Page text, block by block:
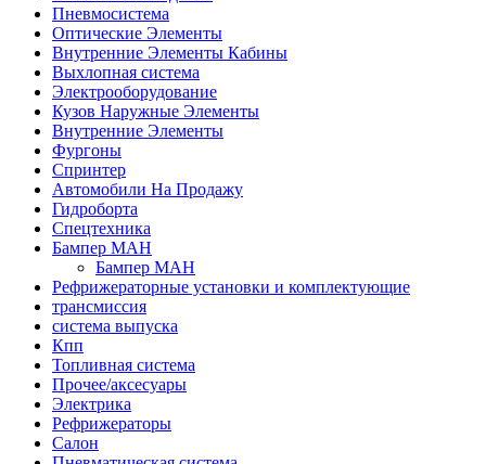
Пневмосистема
Оптические Элементы
Внутренние Элементы Кабины
Выхлопная система
Электрооборудование
Кузов Наружные Элементы
Внутренние Элементы
Фургоны
Спринтер
Автомобили На Продажу
Гидроборта
Спецтехника
Бампер МАН
Бампер МАН
Рефрижераторные установки и комплектующие
трансмиссия
система выпуска
Кпп
Топливная система
Прочее/аксесуары
Электрика
Рефрижераторы
Салон